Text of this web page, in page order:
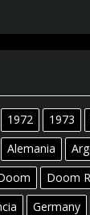
1972 1973
Alemania
Doom
Germany